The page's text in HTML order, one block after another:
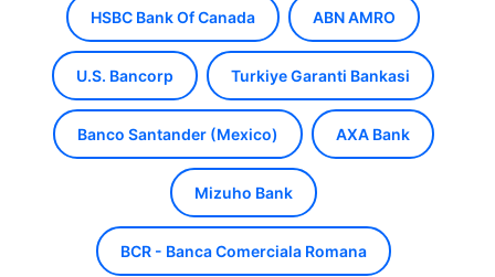
HSBC Bank Of Canada ABN AMRO
U.S. Bancorp Turkiye Garanti Bankasi
Banco Santander (Mexico) AXA Bank
Mizuho Bank
BCR - Banca Comerciala Romana